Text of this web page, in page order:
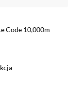
Code 10,000m